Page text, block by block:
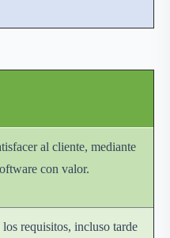
al cliente, mediante
con valor.
requisitos, incluso tarde